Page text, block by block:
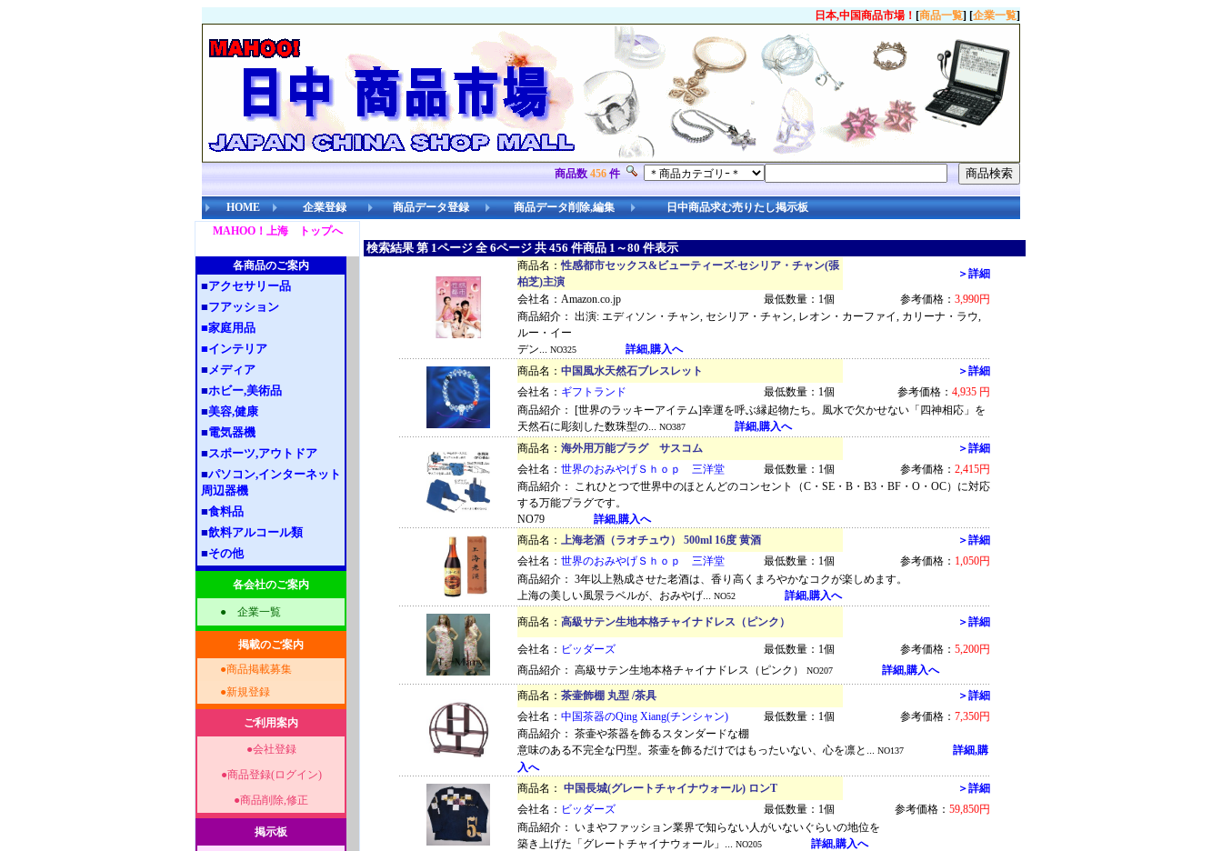
日本,中国商品市場！ [商品一覧] [企業一覧]
商品数 456 件
HOME 企業登録 商品データ登録 商品データ削除,編集
日中商品求む売りたし掲示板
MAHOO！上海 トップへ
各商品のご案内
■アクセサリー品
■フアッション
■家庭用品
■インテリア
■メディア
■ホビー,美術品
■美容,健康
■電気器機
■スポーツ,アウトドア
■パソコン,インターネット
周辺器機
■食料品
■飲料アルコール類
■その他
各会社のご案内
● 企業一覧
掲載のご案内
●商品掲載募集
●新規登録
ご利用案内
●会社登録
●商品登録(ログイン)
●商品削除,修正
掲示板
検索結果 第 1ページ 全 6ページ 共 456 件商品 1～80 件表示
商品名：性感都市セックス&ビューティーズ-セシリア・チャン(張
柏芝)主演
＞詳細
会社名：Amazon.co.jp
最低数量：1個 参考価格： 3,990円
商品紹介： 出演: エディソン・チャン, セシリア・チャン, レオン・カーファイ, カリーナ・ラウ,
ルー・イー
デン... NO325
詳細,購入へ
商品名： 中国風水天然石ブレスレット
＞詳細
会社名： ギフトランド 最低数量：1個 参考価格： 4,935 円
商品紹介： [世界のラッキーアイテム]幸運を呼ぶ縁起物たち。風水で欠かせない「四神相応」を
天然石に彫刻した数珠型の... NO387
詳細,購入へ
商品名： 海外用万能プラグ サスコム
＞詳細
会社名： 世界のおみやげＳｈｏｐ 三洋堂 最低数量：1個 参考価格： 2,415円
商品紹介： これひとつで世界中のほとんどのコンセント（C・SE・B・B3・BF・O・OC）に対応
する万能プラグです。
NO79
詳細,購入へ
商品名： 上海老酒（ラオチュウ） 500ml 16度 黄酒
＞詳細
会社名： 世界のおみやげＳｈｏｐ 三洋堂 最低数量：1個 参考価格： 1,050円
商品紹介： 3年以上熟成させた老酒は、香り高くまろやかなコクが楽しめます。
上海の美しい風景ラベルが、おみやげ... NO52 詳細,購入へ
商品名： 高級サテン生地本格チャイナドレス（ピンク） ＞詳細
会社名： ビッダーズ 最低数量：1個 参考価格： 5,200円
商品紹介： 高級サテン生地本格チャイナドレス（ピンク）
NO207
詳細,購入へ
商品名： 茶壷飾棚 丸型 /茶具
＞詳細
会社名： 中国茶器のQing Xiang(チンシャン) 最低数量：1個 参考価格： 7,350円
商品紹介： 茶壷や茶器を飾るスタンダードな棚
意味のある不完全な円型。茶壷を飾るだけではもったいない、心を凛と... NO137
詳細,購
入へ
商品名： 中国長城(グレートチャイナウォール) ロンT
＞詳細
会社名： ビッダーズ 最低数量：1個 参考価格： 59,850円
商品紹介： いまやファッション業界で知らない人がいないぐらいの地位を
築き上げた「グレートチャイナウォール」... NO205
詳細,購入へ